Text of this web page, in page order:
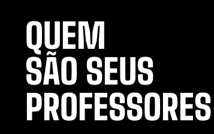
QUEM
SÃO SEUS
PROFESSORES